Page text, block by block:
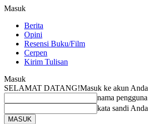
Masuk
Berita
Opini
Resensi Buku/Film
Cerpen
Kirim Tulisan
Masuk
SELAMAT DATANG!Masuk ke akun Anda
nama pengguna
kata sandi Anda